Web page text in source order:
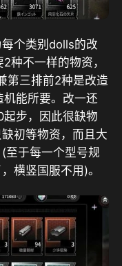
个类别dolls的改
种不一样的物资，
第三排前2种是改造
能所要。改一还
步，因此很缺物
初等物资，而且大
至于每一个型号规
横竖国服不用)。